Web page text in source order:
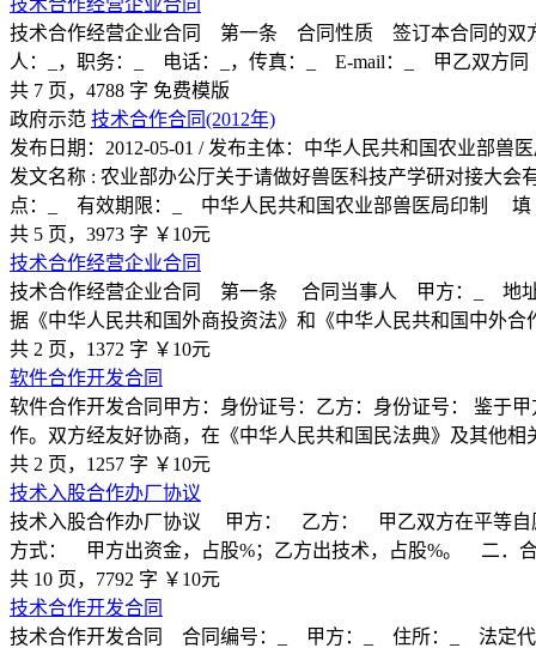
技术合作经营企业合同
技术合作经营企业合同 第一条 合同性质 签订本合同的
人：_，职务：_ 电话：_，传真：_ E-mail：_ 甲乙双方同
共 7 页，4788 字 免费模版
政府示范 技术合作合同(2012年)
发布日期：2012-05-01 / 发布主体：中华人民共和国农业部兽
发文名称 : 农业部办公厅关于请做好兽医科技产学研对接
点：_ 有效期限：_ 中华人民共和国农业部兽医局印制
共 5 页，3973 字 ￥10元
技术合作经营企业合同
技术合作经营企业合同 第一条 合同当事人 甲方：_
据《中华人民共和国外商投资法》和《中华人民共和国中外合
共 2 页，1372 字 ￥10元
软件合作开发合同
软件合作开发合同甲方：身份证号：乙方：身份证号： 鉴于
作。双方经友好协商，在《中华人民共和国民法典》及其他相
共 2 页，1257 字 ￥10元
技术入股合作办厂协议
技术入股合作办厂协议 甲方： 乙方： 甲乙双方在平等自
方式： 甲方出资金，占股%；乙方出技术，占股%。 二
共 10 页，7792 字 ￥10元
技术合作开发合同
技术合作开发合同 合同编号：_ 甲方：_ 住所：_ 法